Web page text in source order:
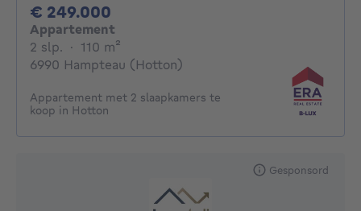
€ 249.000
Appartement
2 slp. 2 slaapkamers
· 110 m²
6990 Hampteau (Hotton)
Appartement met 2 slaapkamers te
koop in Hotton
Gesponsord